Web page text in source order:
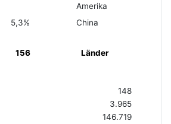
Amerika
5,3%
China
156 Länder
148
3.965
146.719